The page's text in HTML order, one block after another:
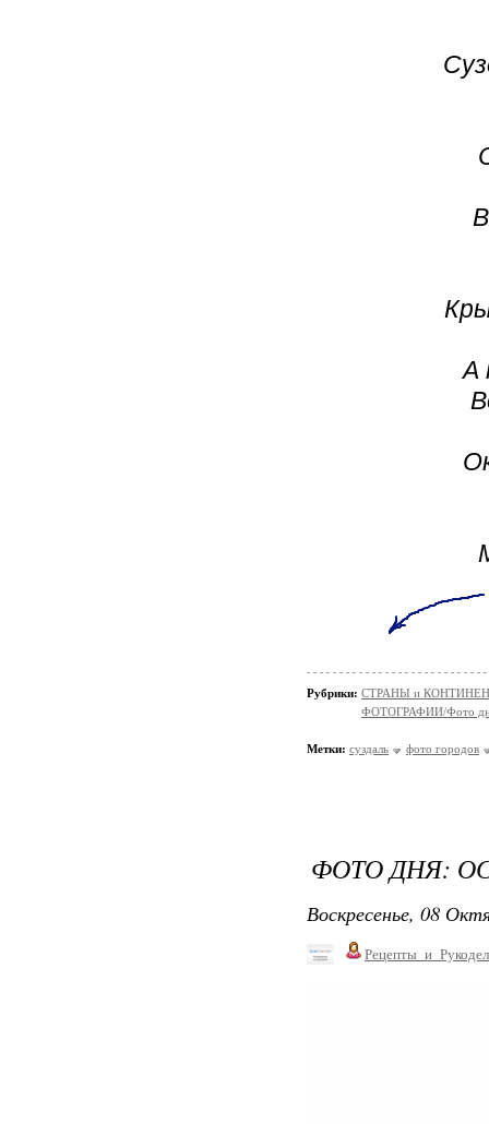
А
Рубрики: СТРАНЫ и
ФОТОГРАФИИ/Фото
Метки: суздаль фото городов
ФОТО ДНЯ:
Воскресенье, 08